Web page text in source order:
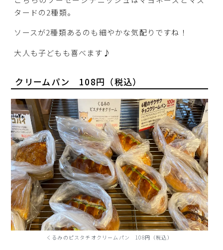
タードの2種類。
ソースが2種類あるのも細やかな気配りですね！
大人も子どもも喜べます♪
クリームパン 108円（税込）
くるみのピスタチオクリームパン 108円（税込）